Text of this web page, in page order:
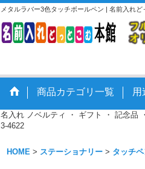
メタルラバー3色タッチボールペン | 名前入れ
商品カテゴリ一覧 用
名入れ ノベルティ ・ ギフト ・ 記念
3-4622
HOME > ステーショナリー > タッチ